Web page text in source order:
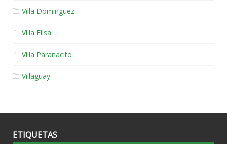
Villa Dominguez
Villa Elisa
Villa Paranacito
Villaguay
ETIQUETAS